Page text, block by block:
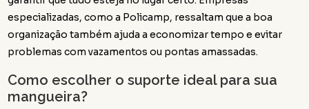
especializadas, como a Policamp, ressaltam que a boa
organização também ajuda a economizar tempo e evitar
problemas com vazamentos ou pontas amassadas.
Como escolher o suporte ideal para sua
mangueira?